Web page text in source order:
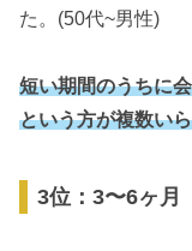
た。(50代~男性)
短い期間のうちに
という方が複数い
3位：3〜6ヶ月